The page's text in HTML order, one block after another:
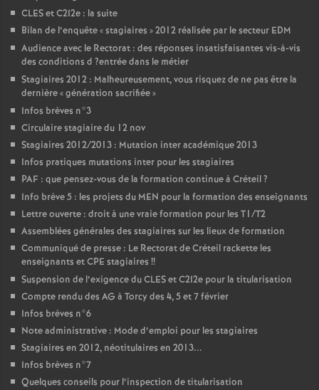
CLESet C2I2e : la suite
Bilan de l’enquête «stagiaires » 2012 réalisée par le secteur EDM
Audience avec le Rectorat : des réponses insatisfaisantes vis-à-vis
des conditions d ?entrée dans le métier
Stagiaires 2012 : Malheureusement, vous risquez de ne pas être la
dernière «génération sacrifiée»
Infos brèves n°3
Circulaire stagiaire du 12 nov
Stagiaires 2012/2013 : Mutation inter académique 2013
Infos pratiques mutations inter pour les stagiaires
PAF : que pensez-vous de la formation continue à Créteil?
Info brève 5 : les projets du MEN pour la formation des enseignants
Lettre ouverte : droit à une vraie formation pour les T1/T2
Assemblées générales des stagiaires sur les lieux de formation
Communiqué de presse : Le Rectorat de Créteil rackette les
enseignants etCPE stagiaires !!
Suspension de l’exigence duCLESet C2I2e pour la titularisation
Compte rendu des AG à Torcy des 4, 5 et 7 février
Infos brèves n°6
Note administrative : Mode d’emploi pour les stagiaires
Stagiaires en 2012, néotitulaires en 2013...
Infos brèves n°7
Quelques conseils pour l’inspection de titularisation